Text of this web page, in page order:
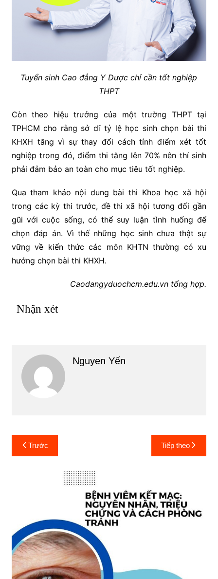
Tuyển sinh Cao đẳng Y Dược chỉ cần tốt nghiệp
THPT
Còn theo hiệu trưởng của một trường THPT tại
TPHCM cho rằng sở dĩ tỷ lệ học sinh chọn bài thi
KHXH tăng vì sự thay đổi cách tính điểm xét tốt
nghiệp trong đó, điểm thi tăng lên 70% nên thí sinh
phải đảm bảo an toàn cho mục tiêu tốt nghiệp.
Qua tham khảo nội dung bài thi Khoa học xã hội
trong các kỳ thi trước, đề thi xã hội tương đối gần
gũi với cuộc sống, có thể suy luận tình huống để
chọn đáp án. Vì thế những học sinh chưa thật sự
vững về kiến thức các môn KHTN thường có xu
hướng chọn bài thi KHXH.
Caodangyduochcm.edu.vn tổng hợp.
Nhận xét
Nguyen Yến
Điều
hướng
Trước Tiếp theo